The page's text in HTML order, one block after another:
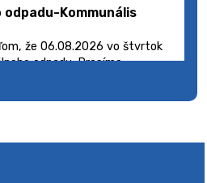
Kommunális
že 06.08.2026 vo štvrtok
odpadu. Prosíme
nádoby s odpadom vyložili